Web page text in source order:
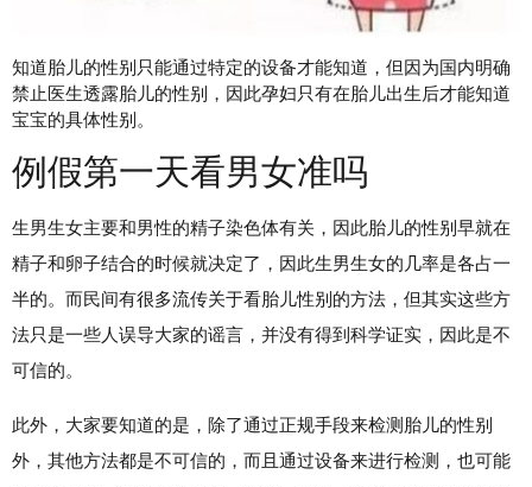
知道胎儿的性别只能通过特定的设备才能知道，但因为国内明确
禁止医生透露胎儿的性别，因此孕妇只有在胎儿出生后才能知道
宝宝的具体性别。
例假第一天看男女准吗
生男生女主要和男性的精子染色体有关，因此胎儿的性别早就在
精子和卵子结合的时候就决定了，因此生男生女的几率是各占一
半的。而民间有很多流传关于看胎儿性别的方法，但其实这些方
法只是一些人误导大家的谣言，并没有得到科学证实，因此是不
可信的。
此外，大家要知道的是，除了通过正规手段来检测胎儿的性别
外，其他方法都是不可信的，而且通过设备来进行检测，也可能